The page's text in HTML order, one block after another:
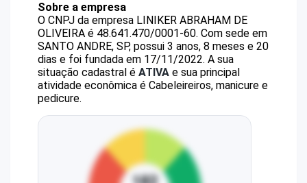
Sobre a empresa
O CNPJ da empresa LINIKER ABRAHAM DE
OLIVEIRA é 48.641.470/0001-60. Com sede em
SANTO ANDRE, SP, possui 3 anos, 8 meses e 20
dias e foi fundada em 17/11/2022. A sua
situação cadastral é ATIVA e sua principal
atividade econômica é Cabeleireiros, manicure e
pedicure.